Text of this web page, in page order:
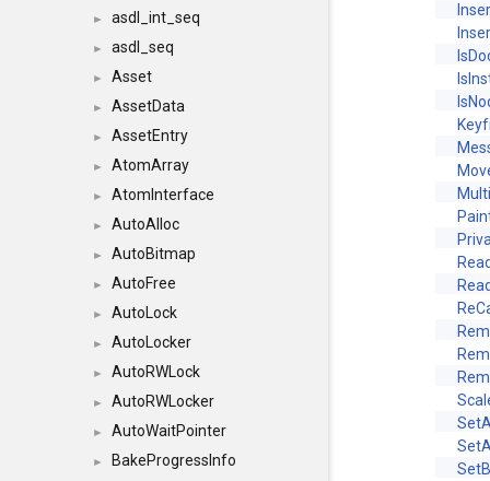
► asdl_int_seq
► asdl_seq
► Asset
► AssetData
► AssetEntry
► AtomArray
► AtomInterface
► AutoAlloc
► AutoBitmap
► AutoFree
► AutoLock
► AutoLocker
► AutoRWLock
► AutoRWLocker
► AutoWaitPointer
► BakeProgressInfo